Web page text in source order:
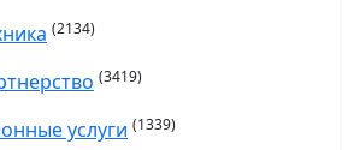
(2134)
(3419)
услуги (1339)